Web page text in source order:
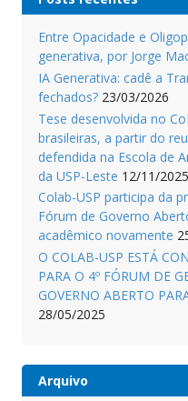
Entre Opacidade e
generativa, por Jorge
IA Generativa: cadê a
fechados? 23/03/2026
Tese desenvolvida no
brasileiras, a partir do
defendida na Escola de
da USP-Leste 12/11/2025
Colab-USP participa da
Fórum de Governo
acadêmico novamente
O COLAB-USP ESTÁ
PARA O 4º FÓRUM DE
GOVERNO ABERTO
28/05/2025
Arquivo